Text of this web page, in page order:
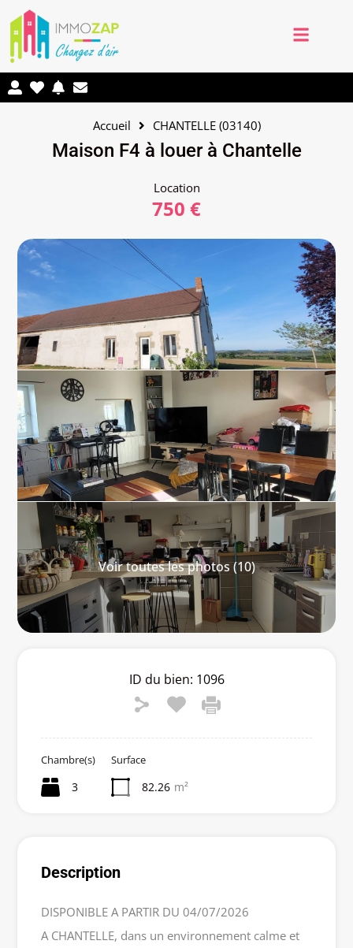
Accueil CHANTELLE (03140)
Maison F4 à louer à Chantelle
Location
750 €
Voir toutes les photos (10)
ID du bien: 1096
Chambre(s)
3
Surface
82.26 m²
Description
DISPONIBLE A PARTIR DU 04/07/2026
A CHANTELLE, dans un environnement calme et